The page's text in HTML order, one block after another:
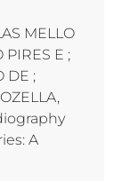
MELLO
PIRES E ;
DE ;
A